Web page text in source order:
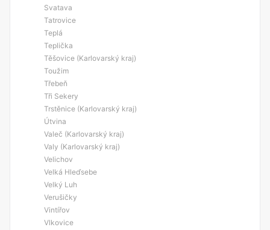
Svatava
Tatrovice
Teplá
Teplička
Těšovice (Karlovarský kraj)
Toužim
Třebeň
Tři Sekery
Trstěnice (Karlovarský kraj)
Útvina
Valeč (Karlovarský kraj)
Valy (Karlovarský kraj)
Velichov
Velká Hleďsebe
Velký Luh
Verušičky
Vintířov
Vlkovice